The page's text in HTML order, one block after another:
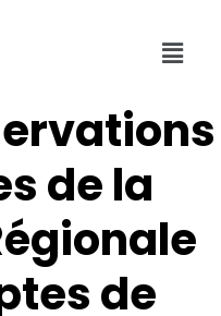
de la
de